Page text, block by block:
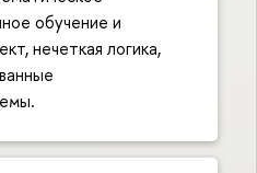
обучение и
нечеткая логика,